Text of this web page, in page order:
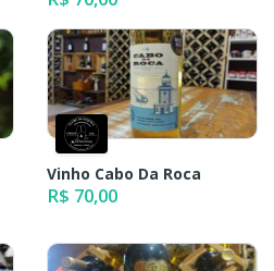
Vinho Cabo Da Roca
R$ 70,00